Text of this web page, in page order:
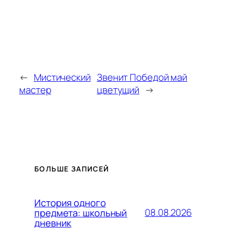
← Мистический
мастер
Звенит Победой май
цветущий →
БОЛЬШЕ ЗАПИСЕЙ
История одного
предмета: школьный
дневник
08.08.2026